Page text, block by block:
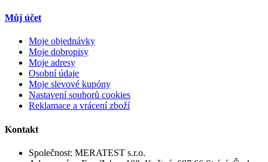
Můj účet
Moje objednávky
Moje dobropisy
Moje adresy
Osobní údaje
Moje slevové kupóny
Nastavení souborů cookies
Reklamace a vrácení zboží
Kontakt
Společnost: MERATEST s.r.o.